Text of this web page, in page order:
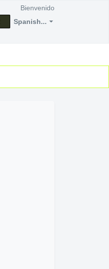
Spanish...
Bienvenido